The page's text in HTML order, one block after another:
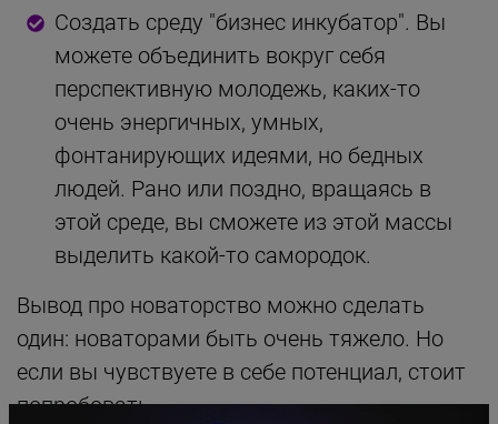
Создать среду "бизнес инкубатор". Вы
можете объединить вокруг себя
перспективную молодежь, каких-то
очень энергичных, умных,
фонтанирующих идеями, но бедных
людей. Рано или поздно, вращаясь в
этой среде, вы сможете из этой массы
выделить какой-то самородок.
Вывод про новаторство можно сделать
один: новаторами быть очень тяжело. Но
если вы чувствуете в себе потенциал, стоит
попробовать.